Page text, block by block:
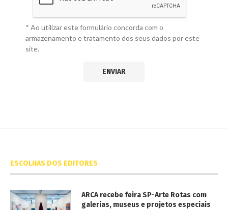
* Ao utilizar este formulário concorda com o
armazenamento e tratamento dos seus dados por este
site.
ESCOLHAS DOS EDITORES
ARCA recebe feira SP-Arte Rotas com
galerias, museus e projetos especiais